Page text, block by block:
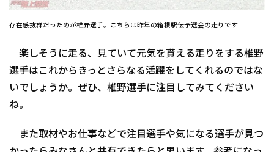
存在感抜群だったのが椎野選手。こちらは昨年の箱根駅伝予選会の走りです
楽しそうに走る、見ていて元気を貰える走りをする椎野
選手はこれからきっとさらなる活躍をしてくれるのではな
いでしょうか。ぜひ、椎野選手に注目してみてください
ね。
また取材やお仕事などで注目選手や気になる選手が見つ